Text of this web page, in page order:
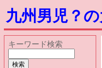
九州男児？
キーワード検索